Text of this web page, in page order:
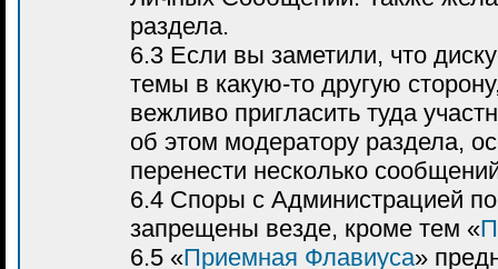
раздела.
6.3 Если вы заметили, что
темы в какую-то другую
вежливо пригласить туда
об этом модератору раздела,
перенести несколько
6.4 Споры с Администрацией
запрещены везде, кроме тем «
6.5 «Приемная Флавиуса»